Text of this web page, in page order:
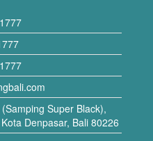
Super Black),
Denpasar, Bali 80226